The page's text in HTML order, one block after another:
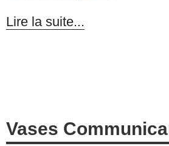
Lire la suite...
Vases